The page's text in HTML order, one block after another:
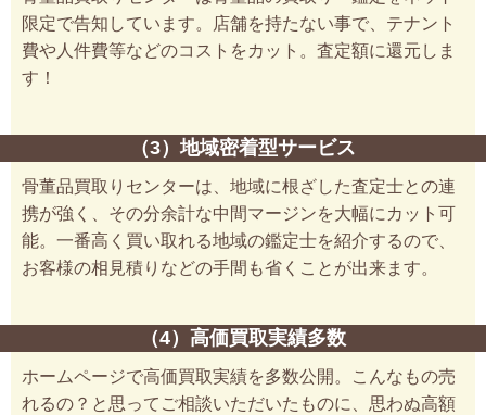
限定で告知しています。店舗を持たない事で、テナント
費や人件費等などのコストをカット。査定額に還元しま
す！
（3）地域密着型サービス
骨董品買取りセンターは、地域に根ざした査定士との連
携が強く、その分余計な中間マージンを大幅にカット可
能。一番高く買い取れる地域の鑑定士を紹介するので、
お客様の相見積りなどの手間も省くことが出来ます。
（4）高価買取実績多数
ホームページで高価買取実績を多数公開。こんなもの売
れるの？と思ってご相談いただいたものに、思わぬ高額